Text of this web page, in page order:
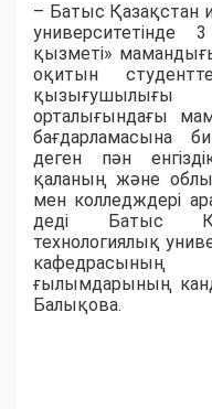
– Батыс Қазақстан
университетінде
қызметі»
оқитын
орталығындағы
бағдарламасына
деген пән
қаланың және
мен колледждері
деді Батыс
технологиялық
ғылымдарының
Балықова.